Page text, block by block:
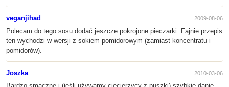
veganjihad 2009-08-06
Polecam do tego sosu dodać jeszcze pokrojone pieczarki. Fajnie przepis
ten wychodzi w wersji z sokiem pomidorowym (zamiast koncentratu i
pomidorów).
Joszka 2010-03-06